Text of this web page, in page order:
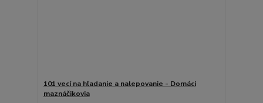
101 vecí na hľadanie a nalepovanie - Domáci
maznáčikovia